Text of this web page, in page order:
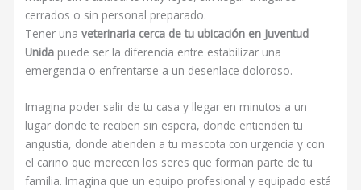
cerrados o sin personal preparado.
Tener unaveterinaria cerca de tu ubicación en Juventud
Unida puede ser la diferencia entre estabilizar una
emergencia o enfrentarse a un desenlace doloroso.
Imagina poder salir de tu casa y llegar en minutos a un
lugar donde te reciben sin espera, donde entienden tu
angustia, donde atienden a tu mascota con urgencia y con
el cariño que merecen los seres que forman parte de tu
familia. Imagina que un equipo profesional y equipado está